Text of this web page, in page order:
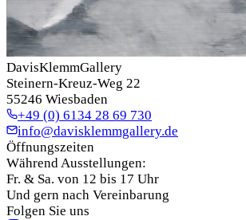
DavisKlemmGallery
Steinern-Kreuz-Weg 22
55246 Wiesbaden
+49 (0) 6134 28 69 730
info@davisklemmgallery.de
Öffnungszeiten
Während Ausstellungen:
Fr. & Sa. von 12 bis 17 Uhr
Und gern nach Vereinbarung
Folgen Sie uns